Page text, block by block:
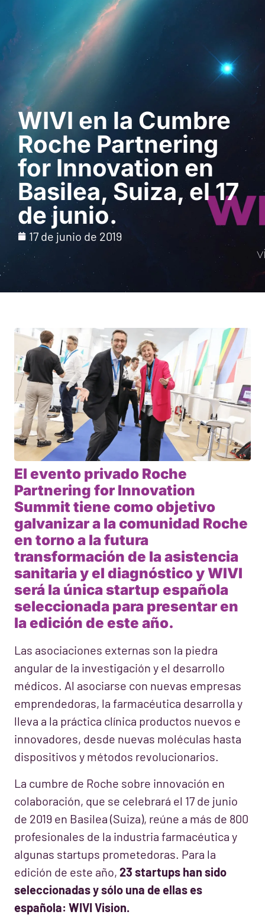
WIVI en la Cumbre
Roche Partnering
for Innovation en
Basilea, Suiza, el 17
de junio.
17 de junio de 2019
El evento privado Roche
Partnering for Innovation
Summit tiene como objetivo
galvanizar a la comunidad Roche
en torno a la futura
transformación de la asistencia
sanitaria y el diagnóstico y WIVI
será la única startup española
seleccionada para presentar en
la edición de este año.
Las asociaciones externas son la piedra
angular de la investigación y el desarrollo
médicos. Al asociarse con nuevas empresas
emprendedoras, la farmacéutica desarrolla y
lleva a la práctica clínica productos nuevos e
innovadores, desde nuevas moléculas hasta
dispositivos y métodos revolucionarios.
La cumbre de Roche sobre innovación en
colaboración, que se celebrará el 17 de junio
de 2019 en Basilea (Suiza), reúne a más de 800
profesionales de la industria farmacéutica y
algunas startups prometedoras. Para la
edición de este año, 23 startups han sido
seleccionadas y sólo una de ellas es
española: WIVI Vision.